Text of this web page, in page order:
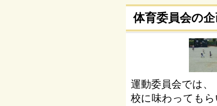
体育委員会の
運動委員会では
校に味わっても